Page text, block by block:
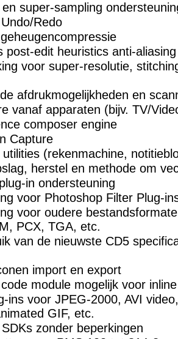
super-sampling
Redo
post-edit heuristics anti-
voor super-resolutie,
afdrukmogelijkheden en
vanaf apparaten (bijv. TV/
composer engine
Capture
(rekenmachine,
herstel en methode om
in ondersteuning
voor Photoshop Filter Plug-
voor oudere
PCX, TGA, etc.
van de nieuwste CD5
import en export
module mogelijk voor
ins voor JPEG-2000, AVI
GIF, etc.
zonder beperkingen